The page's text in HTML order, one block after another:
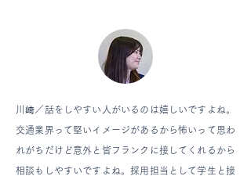
川﨑／話をしやすい人がいるのは嬉しいですよね。
交通業界って堅いイメージがあるから怖いって思わ
れがちだけど意外と皆フランクに接してくれるから
相談もしやすいですよね。採用担当として学生と接